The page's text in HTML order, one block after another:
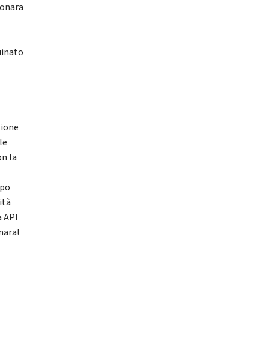
la